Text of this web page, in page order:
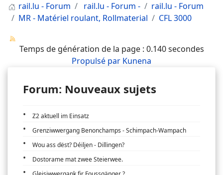
rail.lu - Forum rail.lu - Forum -
rail.lu - Forum
MR - Matériel roulant, Rollmaterial
CFL 3000
Temps de génération de la page : 0.140 secondes
Propulsé par Kunena
Forum: Nouveaux sujets
Z2 aktuell im Einsatz
Grenziwwergang Benonchamps - Schimpach-Wampach
Wou ass dëst? Déiljen - Dillingen?
Dostorame mat zwee Steierwee.